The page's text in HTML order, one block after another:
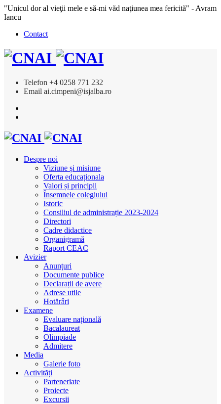
"Unicul dor al vieţii mele e să-mi văd naţiunea mea fericită" - Avram
Iancu
Contact
Telefon +4 0258 771 232
Email ai.cimpeni@isjalba.ro
Despre noi
Viziune și misiune
Oferta educaționala
Valori și principii
Însemnele colegiului
Istoric
Consiliul de administrație 2023-2024
Directori
Cadre didactice
Organigramă
Raport CEAC
Avizier
Anunțuri
Documente publice
Declarații de avere
Adrese utile
Hotărâri
Examene
Evaluare națională
Bacalaureat
Olimpiade
Admitere
Media
Galerie foto
Activități
Parteneriate
Proiecte
Excursii